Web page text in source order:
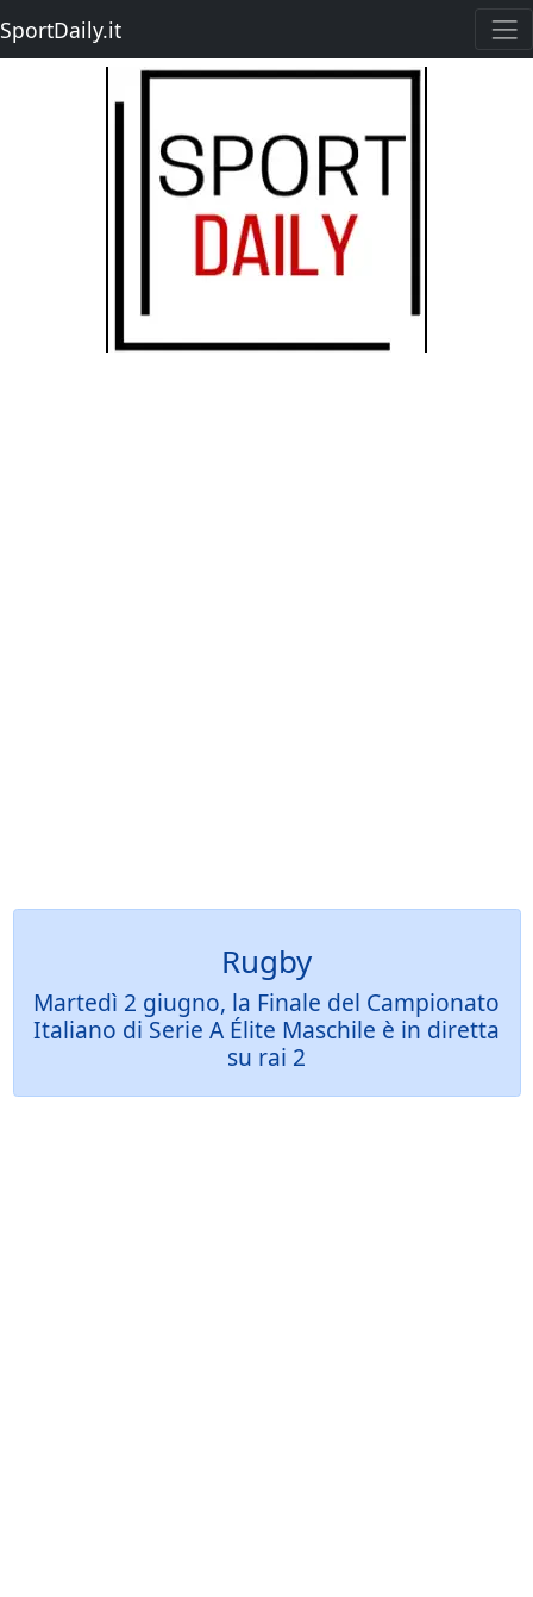
SportDaily.it
Rugby
Martedì 2 giugno, la Finale del Campionato
Italiano di Serie A Élite Maschile è in diretta
su rai 2